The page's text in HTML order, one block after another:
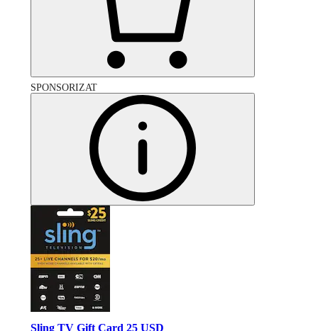
SPONSORIZAT
Sling TV Gift Card 25 USD